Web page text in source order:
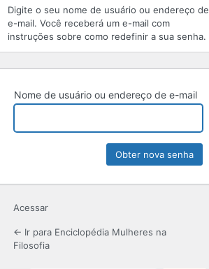
Digite o seu nome de usuário ou endereço de
e-mail. Você receberá um e-mail com
instruções sobre como redefinir a sua senha.
Nome de usuário ou endereço de e-mail
Acessar
← Ir para Enciclopédia Mulheres na
Filosofia